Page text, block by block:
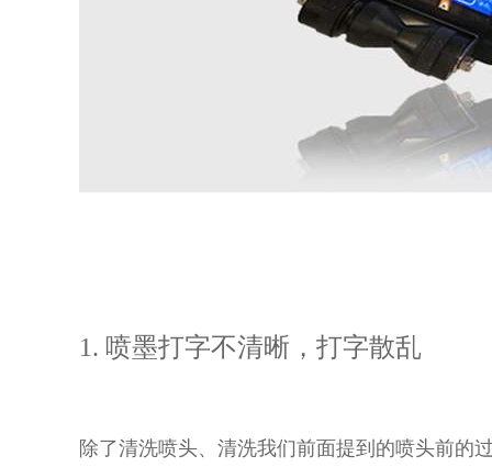
1. 喷墨打字不清晰，打字散乱
除了清洗喷头、清洗我们前面提到的喷头前的